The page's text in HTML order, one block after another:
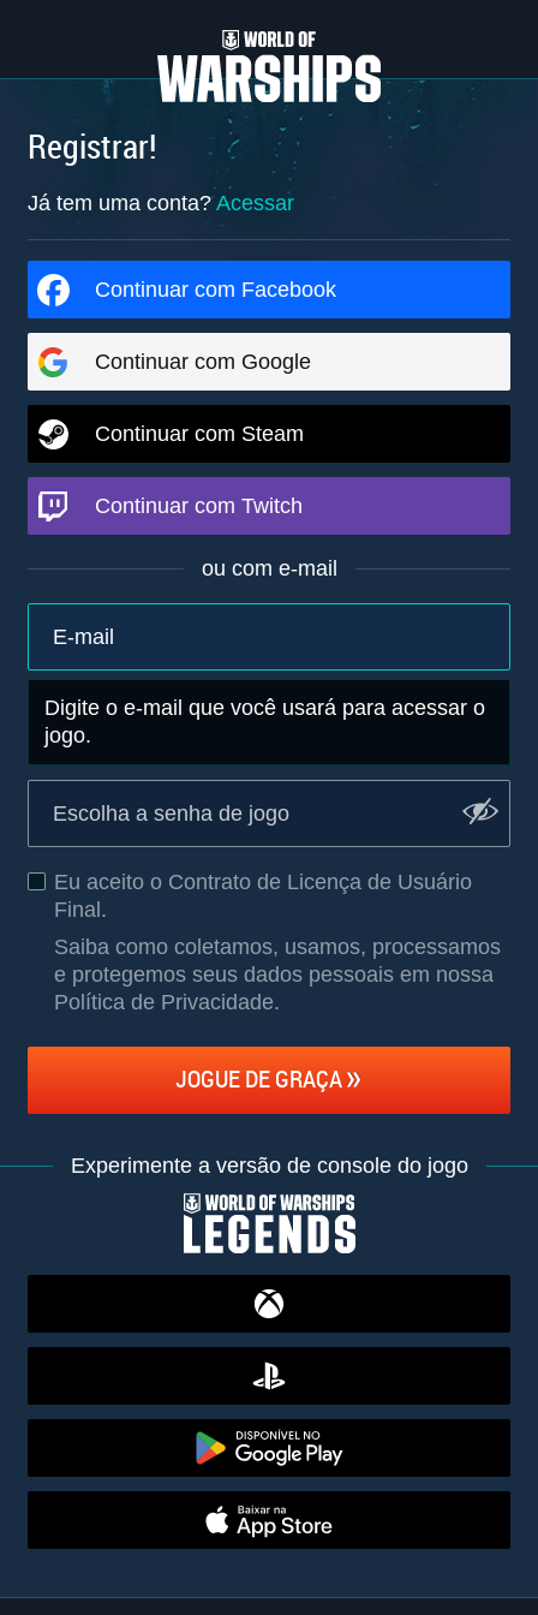
Registrar!
Já tem uma conta?Acessar
Continuar com Facebook
Continuar com Google
Continuar com Steam
Continuar com Twitch
ou com e-mail
Digite o e-mail que você usará para acessar o
jogo.
Eu aceito o Contrato de Licença de Usuário
Final .
Saiba como coletamos, usamos, processamos
e protegemos seus dados pessoais em nossa
Política de Privacidade.
JOGUE DE GRAÇA
Experimente a versão de console do jogo